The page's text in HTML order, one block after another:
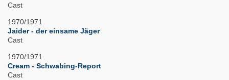
Cast
1970/1971
Jaider - der einsame Jäger
Cast
1970/1971
Cream - Schwabing-Report
Cast